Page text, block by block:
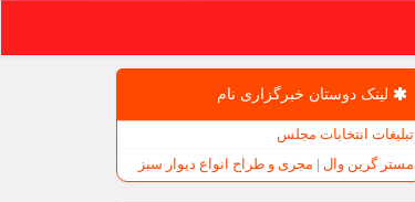
لینک دوستان خبرگزاری نام
تبلیغات انتخابات مجلس
مستر گرین وال | مجری و طراح انواع دیوار سبز